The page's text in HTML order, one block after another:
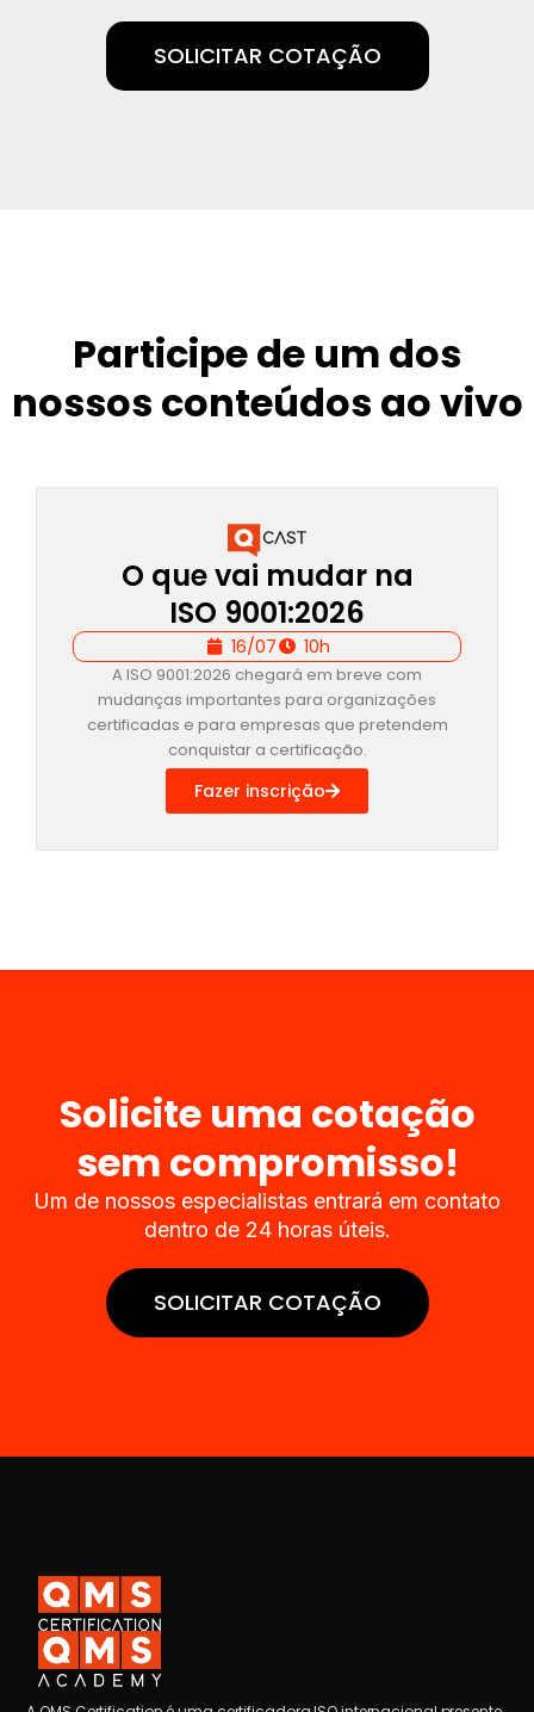
SOLICITAR COTAÇÃO
Participe de um dos
nossos conteúdos ao vivo
O que vai mudar na
ISO 9001:2026
16/07 10h
A ISO 9001:2026 chegará em breve com
mudanças importantes para organizações
certificadas e para empresas que pretendem
conquistar a certificação.
Fazer inscrição
Solicite uma cotação
sem compromisso!​
Um de nossos especialistas entrará em contato
dentro de 24 horas úteis.
SOLICITAR COTAÇÃO